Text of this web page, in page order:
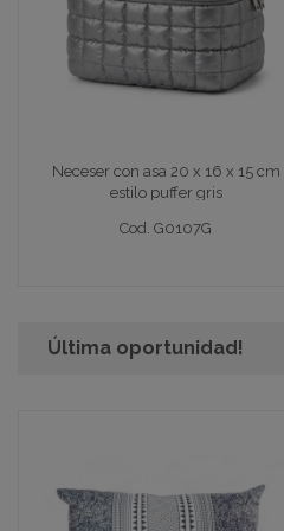
Neceser con asa 20 x 16 x 15 cm
estilo puffer gris
Neceser asa 20x16x15 puffer gris
Cod. G0107G
Neceser con asa 20 x 16 x 15 cm
estilo puffer gris
Cod. G0107G
Última oportunidad!